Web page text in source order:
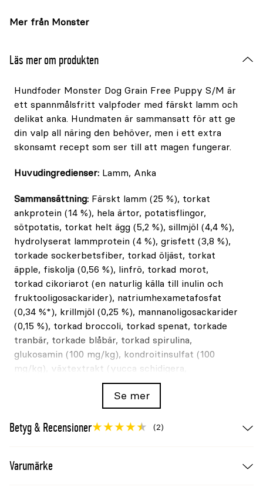
Mer från Monster
Läs mer om produkten
Hundfoder Monster Dog Grain Free Puppy S/M är
ett spannmålsfritt valpfoder med färskt lamm och
delikat anka. Hundmaten är sammansatt för att ge
din valp all näring den behöver, men i ett extra
skonsamt recept som ser till att magen fungerar.
Huvudingredienser: Lamm, Anka
Sammansättning: Färskt lamm (25 %), torkat
ankprotein (14 %), hela ärtor, potatisflingor,
sötpotatis, torkat helt ägg (5,2 %), sillmjöl (4,4 %),
hydrolyserat lammprotein (4 %), grisfett (3,8 %),
torkade sockerbetsfiber, torkad öljäst, torkat
äpple, fiskolja (0,56 %), linfrö, torkad morot,
torkad cikoriarot (en naturlig källa till inulin och
fruktooligosackarider), natriumhexametafosfat
(0,34 %*), krillmjöl (0,25 %), mannanoligosackarider
(0,15 %), torkad broccoli, torkad spenat, torkade
tranbär, torkade blåbär, torkad spirulina,
glukosamin (100 mg/kg), kondroitinsulfat (100
mg/kg), växtextrakt (yucca schidigera,
vippvallmo, rosmarin, labruskavin, gurkmeja,
citrus, eugenia). *mineral för reducering av
Tillsatser:
1000 mg. Spårelement: Järn
Se mer
Betyg & Recensioner (2)
Varumärke